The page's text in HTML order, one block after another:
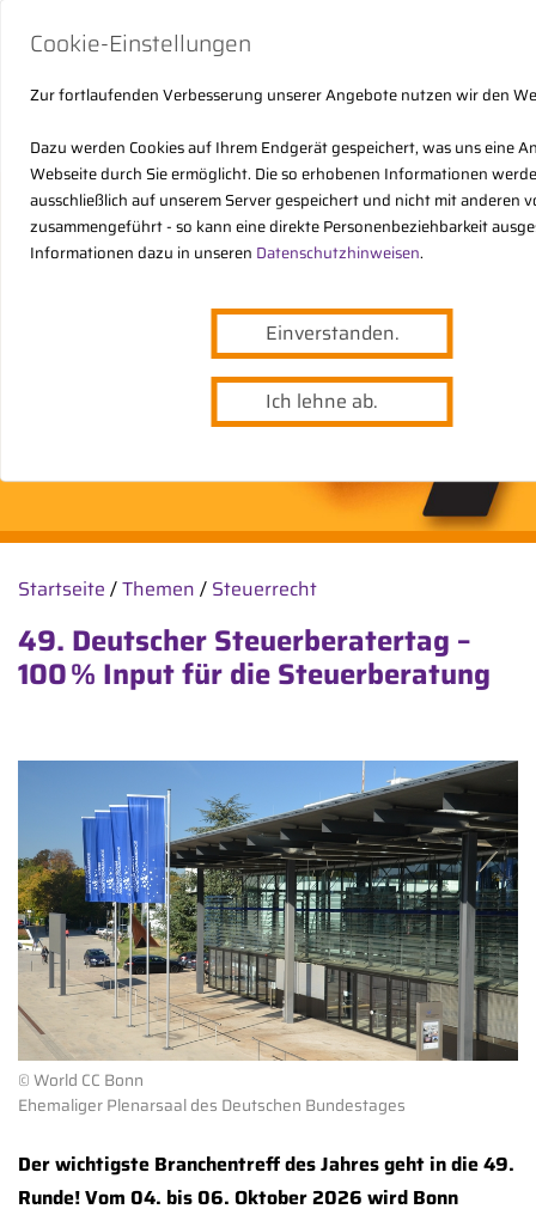
Cookie-Einstellungen
Zur fortlaufenden Verbesserung unserer Angebote nutzen wir den
Dazu werden Cookies auf Ihrem Endgerät gespeichert, was uns eine
Webseite durch Sie ermöglicht. Die so erhobenen Informationen
ausschließlich auf unserem Server gespeichert und nicht mit anderen
zusammengeführt - so kann eine direkte Personenbeziehbarkeit
Informationen dazu in unseren Datenschutzhinweisen.
Einverstanden.
Ich lehne ab.
Startseite /Themen / Steuerrecht
49. Deutscher Steuerberatertag –
100 % Input für die Steuerberatung
© World CC Bonn
Ehemaliger Plenarsaal des Deutschen Bundestages
Der wichtigste Branchentreff des Jahres geht in die 49.
Runde! Vom 04. bis 06. Oktober 2026 wird Bonn